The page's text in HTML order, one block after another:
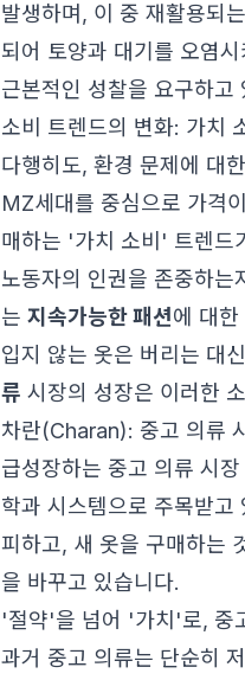
발생하며, 이 중 재활용되
되어 토양과 대기를 오염
근본적인 성찰을 요구하고
소비 트렌드의 변화: 가치
다행히도, 환경 문제에 대
MZ세대를 중심으로 가격
매하는 '가치 소비' 트렌드
노동자의 인권을 존중하
는 지속가능한 패션에 대
입지 않는 옷은 버리는 대
류 시장의 성장은 이러한
차란(Charan): 중고 의류
급성장하는 중고 의류 시
학과 시스템으로 주목받
피하고, 새 옷을 구매하는
을 바꾸고 있습니다.
'절약'을 넘어 '가치'로, 중
과거 중고 의류는 단순히